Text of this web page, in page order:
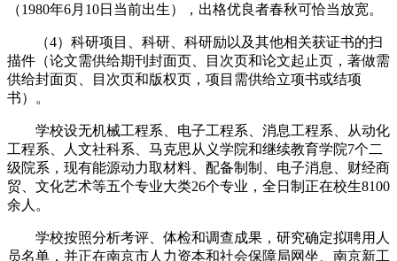
（1980年6月10日当前出生），出格优良者春秋可恰当放宽。
（4）科研项目、科研、科研励以及其他相关获证书的扫
描件（论文需供给期刊封面页、目次页和论文起止页，著做需
供给封面页、目次页和版权页，项目需供给立项书或结项
书）。
学校设无机械工程系、电子工程系、消息工程系、从动化
工程系、人文社科系、马克思从义学院和继续教育学院7个二
级院系，现有能源动力取材料、配备制制、电子消息、财经商
贸、文化艺术等五个专业大类26个专业，全日制正在校生8100
余人。
学校按照分析考评、体检和调查成果，研究确定拟聘用人
员名单，并正在南京市人力资本和社会保障局网坐、南京新工